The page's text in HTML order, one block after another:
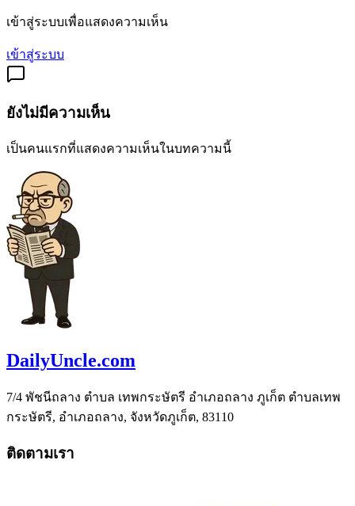
เข้าสู่ระบบเพื่อแสดงความเห็น
เข้าสู่ระบบ
ยังไม่มีความเห็น
เป็นคนแรกที่แสดงความเห็นในบทความนี้
DailyUncle.com
7/4 พัชนีถลาง ตำบล เทพกระษัตรี อำเภอถลาง ภูเก็ต ตำบลเทพ
กระษัตรี, อำเภอถลาง, จังหวัดภูเก็ต, 83110
ติดตามเรา